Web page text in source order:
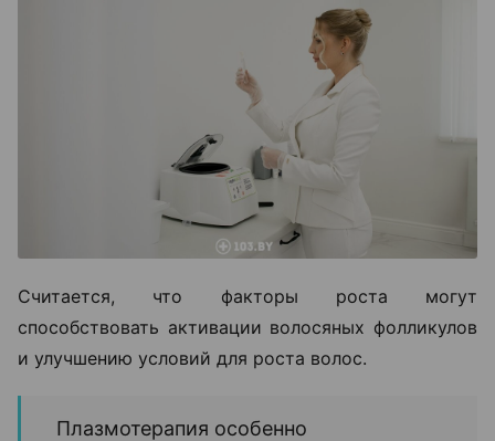
Считается, что факторы роста могут
способствовать активации волосяных фолликулов
и улучшению условий для роста волос.
Плазмотерапия особенно